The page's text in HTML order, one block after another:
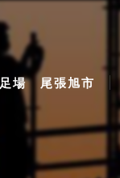
場 尾張旭市